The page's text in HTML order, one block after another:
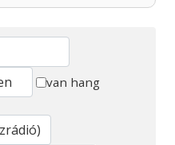
van hang